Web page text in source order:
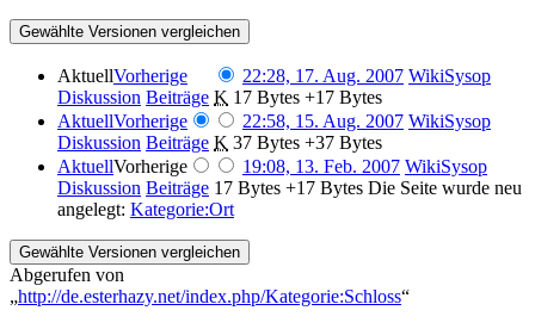
AktuellVorherige 22:28, 17. Aug. 2007 WikiSysop
Diskussion Beiträge K 17 Bytes +17 Bytes
AktuellVorherige 22:58, 15. Aug. 2007 WikiSysop
Diskussion Beiträge K 37 Bytes +37 Bytes
AktuellVorherige 19:08, 13. Feb. 2007 WikiSysop
Diskussion Beiträge 17 Bytes +17 Bytes Die Seite wurde neu
angelegt: Kategorie:Ort
Abgerufen von
„http://de.esterhazy.net/index.php/Kategorie:Schloss“